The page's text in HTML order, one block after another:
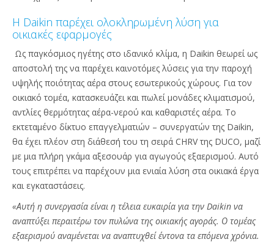
Η Daikin παρέχει ολοκληρωμένη λύση για
οικιακές εφαρμογές
Ως παγκόσμιος ηγέτης στο ιδανικό κλίμα, η Daikin θεωρεί ως
αποστολή της να παρέχει καινοτόμες λύσεις για την παροχή
υψηλής ποιότητας αέρα στους εσωτερικούς χώρους. Για τον
οικιακό τομέα, κατασκευάζει και πωλεί μονάδες κλιματισμού,
αντλίες θερμότητας αέρα-νερού και καθαριστές αέρα. Το
εκτεταμένο δίκτυο επαγγελματιών – συνεργατών της Daikin,
θα έχει πλέον στη διάθεσή του τη σειρά CHRV της DUCO, μαζί
με μια πλήρη γκάμα αξεσουάρ για αγωγούς εξαερισμού. Αυτό
τους επιτρέπει να παρέχουν μια ενιαία λύση στα οικιακά έργα
και εγκαταστάσεις.
«Αυτή η συνεργασία είναι η τέλεια ευκαιρία για την Daikin να
αναπτύξει περαιτέρω τον πυλώνα της οικιακής αγοράς. Ο τομέας
εξαερισμού αναμένεται να αναπτυχθεί έντονα τα επόμενα χρόνια.